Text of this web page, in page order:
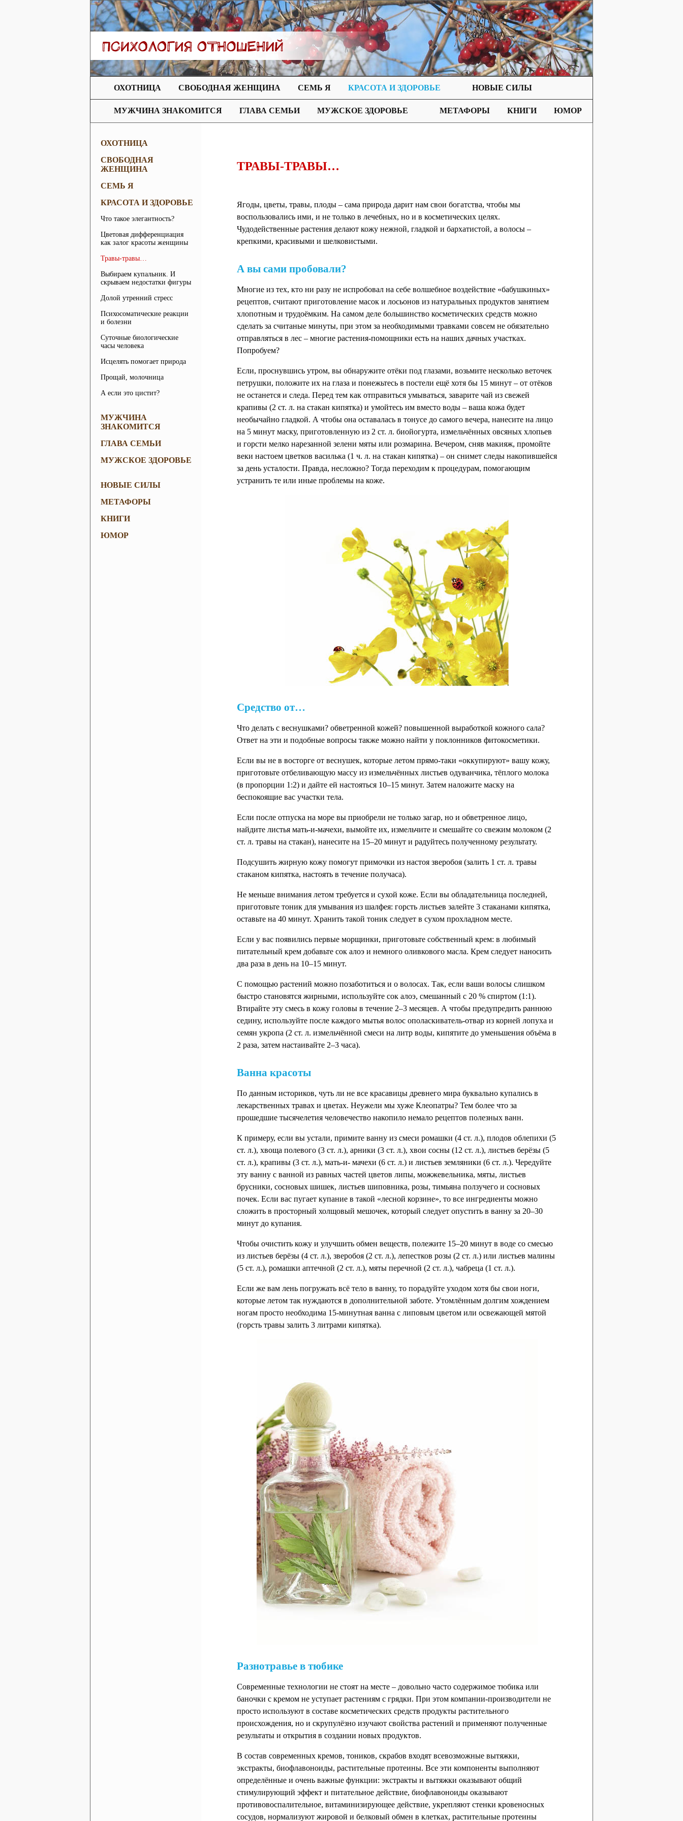
ОХОТНИЦА СВОБОДНАЯ ЖЕНЩИНА СЕМЬ Я КРАСОТА И ЗДОРОВЬЕ НОВЫЕ СИЛЫ
МУЖЧИНА ЗНАКОМИТСЯ ГЛАВА СЕМЬИ МУЖСКОЕ ЗДОРОВЬЕ МЕТАФОРЫ КНИГИ ЮМОР
ОХОТНИЦА
СВОБОДНАЯ
ЖЕНЩИНА
СЕМЬ Я
КРАСОТА И ЗДОРОВЬЕ
Что такое элегантность?
Цветовая дифференциация
как залог красоты женщины
Травы-травы…
Выбираем купальник. И
скрываем недостатки фигуры
Долой утренний стресс
Психосоматические реакции
и болезни
Суточные биологические
часы человека
Исцелять помогает природа
Прощай, молочница
А если это цистит?
МУЖЧИНА
ЗНАКОМИТСЯ
ГЛАВА СЕМЬИ
МУЖСКОЕ ЗДОРОВЬЕ
НОВЫЕ СИЛЫ
МЕТАФОРЫ
КНИГИ
ЮМОР
ТРАВЫ-ТРАВЫ…
Ягоды, цветы, травы, плоды – сама природа дарит нам свои богатства, чтобы мы
воспользовались ими, и не только в лечебных, но и в косметических целях.
Чудодейственные растения делают кожу нежной, гладкой и бархатистой, а волосы –
крепкими, красивыми и шелковистыми.
А вы сами пробовали?
Многие из тех, кто ни разу не испробовал на себе волшебное воздействие «бабушкиных»
рецептов, считают приготовление масок и лосьонов из натуральных продуктов занятием
хлопотным и трудоёмким. На самом деле большинство косметических средств можно
сделать за считаные минуты, при этом за необходимыми травками совсем не обязательно
отправляться в лес – многие растения-помощники есть на наших дачных участках.
Попробуем?
Если, проснувшись утром, вы обнаружите отёки под глазами, возьмите несколько веточек
петрушки, положите их на глаза и понежьтесь в постели ещё хотя бы 15 минут – от отёков
не останется и следа. Перед тем как отправиться умываться, заварите чай из свежей
крапивы (2 ст. л. на стакан кипятка) и умойтесь им вместо воды – ваша кожа будет
необычайно гладкой. А чтобы она оставалась в тонусе до самого вечера, нанесите на лицо
на 5 минут маску, приготовленную из 2 ст. л. биойогурта, измельчённых овсяных хлопьев
и горсти мелко нарезанной зелени мяты или розмарина. Вечером, сняв макияж, промойте
веки настоем цветков василька (1 ч. л. на стакан кипятка) – он снимет следы накопившейся
за день усталости. Правда, несложно? Тогда переходим к процедурам, помогающим
устранить те или иные проблемы на коже.
Средство от…
Что делать с веснушками? обветренной кожей? повышенной выработкой кожного сала?
Ответ на эти и подобные вопросы также можно найти у поклонников фитокосметики.
Если вы не в восторге от веснушек, которые летом прямо-таки «оккупируют» вашу кожу,
приготовьте отбеливающую массу из измельчённых листьев одуванчика, тёплого молока
(в пропорции 1:2) и дайте ей настояться 10–15 минут. Затем наложите маску на
беспокоящие вас участки тела.
Если после отпуска на море вы приобрели не только загар, но и обветренное лицо,
найдите листья мать-и-мачехи, вымойте их, измельчите и смешайте со свежим молоком (2
ст. л. травы на стакан), нанесите на 15–20 минут и радуйтесь полученному результату.
Подсушить жирную кожу помогут примочки из настоя зверобоя (залить 1 ст. л. травы
стаканом кипятка, настоять в течение получаса).
Не меньше внимания летом требуется и сухой коже. Если вы обладательница последней,
приготовьте тоник для умывания из шалфея: горсть листьев залейте 3 стаканами кипятка,
оставьте на 40 минут. Хранить такой тоник следует в сухом прохладном месте.
Если у вас появились первые морщинки, приготовьте собственный крем: в любимый
питательный крем добавьте сок алоэ и немного оливкового масла. Крем следует наносить
два раза в день на 10–15 минут.
С помощью растений можно позаботиться и о волосах. Так, если ваши волосы слишком
быстро становятся жирными, используйте сок алоэ, смешанный с 20 % спиртом (1:1).
Втирайте эту смесь в кожу головы в течение 2–3 месяцев. А чтобы предупредить раннюю
седину, используйте после каждого мытья волос ополаскиватель-отвар из корней лопуха и
семян укропа (2 ст. л. измельчённой смеси на литр воды, кипятите до уменьшения объёма в
2 раза, затем настаивайте 2–3 часа).
Ванна красоты
По данным историков, чуть ли не все красавицы древнего мира буквально купались в
лекарственных травах и цветах. Неужели мы хуже Клеопатры? Тем более что за
прошедшие тысячелетия человечество накопило немало рецептов полезных ванн.
К примеру, если вы устали, примите ванну из смеси ромашки (4 ст. л.), плодов облепихи (5
ст. л.), хвоща полевого (3 ст. л.), арники (3 ст. л.), хвои сосны (12 ст. л.), листьев берёзы (5
ст. л.), крапивы (3 ст. л.), мать-и- мачехи (6 ст. л.) и листьев земляники (6 ст. л.). Чередуйте
эту ванну с ванной из равных частей цветов липы, можжевельника, мяты, листьев
брусники, сосновых шишек, листьев шиповника, розы, тимьяна ползучего и сосновых
почек. Если вас пугает купание в такой «лесной корзине», то все ингредиенты можно
сложить в просторный холщовый мешочек, который следует опустить в ванну за 20–30
минут до купания.
Чтобы очистить кожу и улучшить обмен веществ, полежите 15–20 минут в воде со смесью
из листьев берёзы (4 ст. л.), зверобоя (2 ст. л.), лепестков розы (2 ст. л.) или листьев малины
(5 ст. л.), ромашки аптечной (2 ст. л.), мяты перечной (2 ст. л.), чабреца (1 ст. л.).
Если же вам лень погружать всё тело в ванну, то порадуйте уходом хотя бы свои ноги,
которые летом так нуждаются в дополнительной заботе. Утомлённым долгим хождением
ногам просто необходима 15-минутная ванна с липовым цветом или освежающей мятой
(горсть травы залить 3 литрами кипятка).
Разнотравье в тюбике
Современные технологии не стоят на месте – довольно часто содержимое тюбика или
баночки с кремом не уступает растениям с грядки. При этом компании-производители не
просто используют в составе косметических средств продукты растительного
происхождения, но и скрупулёзно изучают свойства растений и применяют полученные
результаты и открытия в создании новых продуктов.
В состав современных кремов, тоников, скрабов входят всевозможные вытяжки,
экстракты, биофлавоноиды, растительные протеины. Все эти компоненты выполняют
определённые и очень важные функции: экстракты и вытяжки оказывают общий
стимулирующий эффект и питательное действие, биофлавоноиды оказывают
противовоспалительное, витаминизирующее действие, укрепляют стенки кровеносных
сосудов, нормализуют жировой и белковый обмен в клетках, растительные протеины